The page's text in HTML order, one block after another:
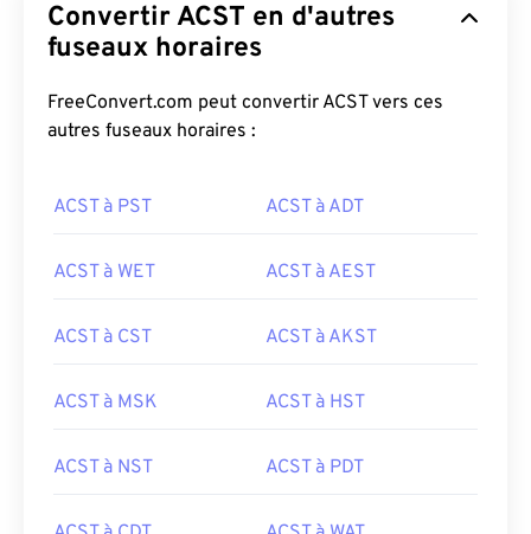
Convertir ACST en d'autres
fuseaux horaires
FreeConvert.com peut convertir ACST vers ces
autres fuseaux horaires :
ACST à PST ACST à ADT
ACST à WET ACST à AEST
ACST à CST ACST à AKST
ACST à MSK ACST à HST
ACST à NST ACST à PDT